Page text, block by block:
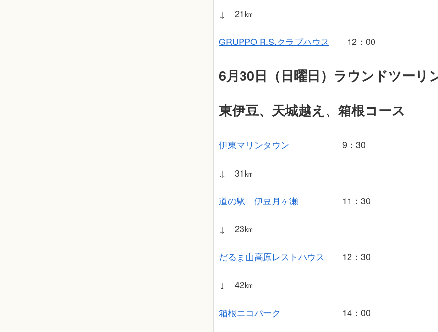
↓ 21㎞
GRUPPO R.S.クラブハウス 12：00
6月30日（日曜日）ラウンドツーリ
東伊豆、天城越え、箱根コース
伊東マリンタウン 9：30
↓ 31㎞
道の駅 伊豆月ヶ瀬11：30
↓ 23㎞
だるま山高原レストハウス 12：30
↓ 42㎞
箱根エコパーク 14：00